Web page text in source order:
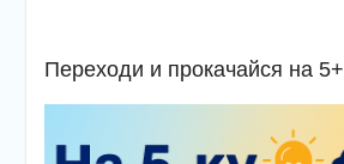
Переходи и прокачайся на 5+